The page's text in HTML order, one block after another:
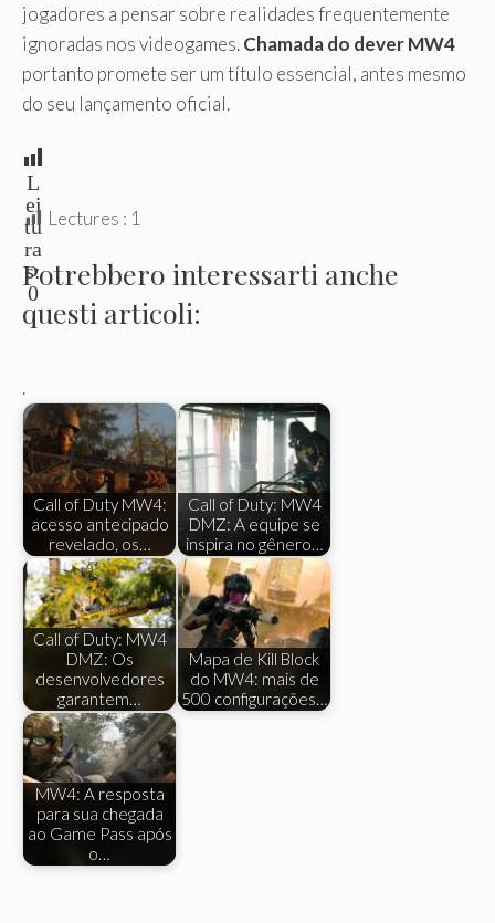
jogadores a pensar sobre realidades frequentemente
ignoradas nos videogames.Chamada do dever MW4
portanto promete ser um título essencial, antes mesmo
do seu lançamento oficial.
L
ei
tu
ra
s:
0
Lectures : 1
Potrebbero interessarti anche
questi articoli:
.
Call of Duty MW4:
acesso antecipado
revelado, os…
Call of Duty: MW4
DMZ: A equipe se
inspira no gênero…
Call of Duty: MW4
DMZ: Os
desenvolvedores
garantem…
Mapa de Kill Block
do MW4: mais de
500 configurações…
MW4: A resposta
para sua chegada
ao Game Pass após
o…